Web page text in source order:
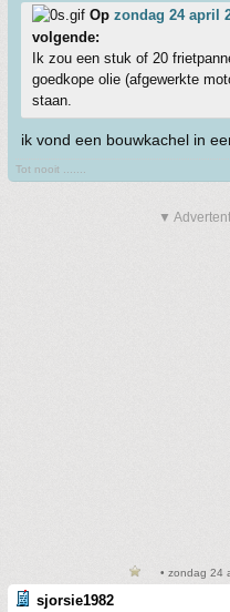
Op zondag 24 april
volgende:
Ik zou een stuk of 20
goedkope olie (afgewerkte
staan.
ik vond een bouwkachel in
Tot nooit .......
▼
• zondag 24
sjorsie1982